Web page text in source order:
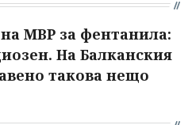
МВР за фентанила:
На Балканския
такова нещо